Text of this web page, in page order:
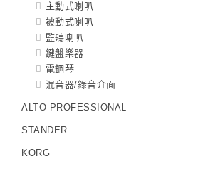
主動式喇叭
被動式喇叭
監聽喇叭
鍵盤樂器
電鋼琴
混音器/錄音介面
ALTO PROFESSIONAL
STANDER
KORG